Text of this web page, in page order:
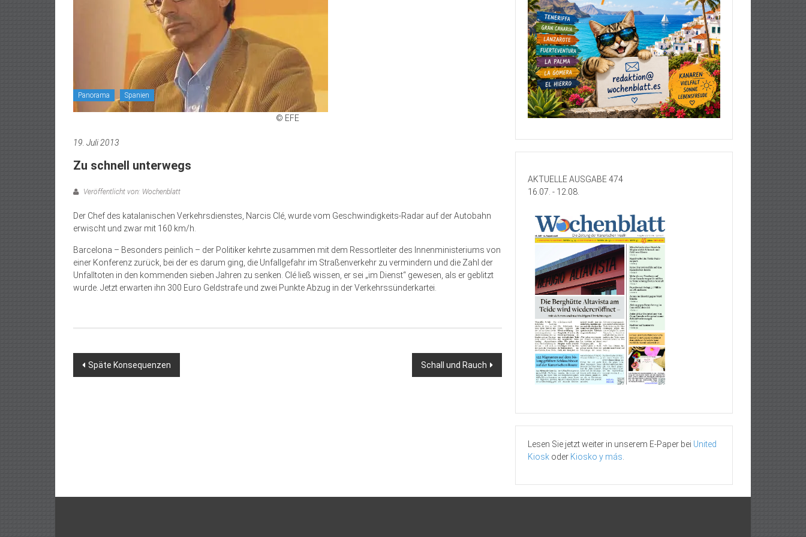
Panorama Spanien
© EFE
19. Juli 2013
Zu schnell unterwegs
Veröffentlicht von: Wochenblatt
Der Chef des katalanischen Verkehrsdienstes, Narcis Clé, wurde vom Geschwindigkeits-Radar auf der Autobahn
erwischt und zwar mit 160 km/h.
Barcelona – Besonders peinlich – der Politiker kehrte zusammen mit dem Ressortleiter des Innenministeriums von
einer Konferenz zurück, bei der es darum ging, die Unfallgefahr im Straßenverkehr zu vermindern und die Zahl der
Unfalltoten in den kommenden sieben Jahren zu senken. Clé ließ wissen, er sei „im Dienst“ gewesen, als er geblitzt
wurde. Jetzt erwarten ihn 300 Euro Geldstrafe und zwei Punkte Abzug in der Verkehrssünderkartei.
Beitragsnavigation
Späte Konsequenzen Schall und Rauch
AKTUELLE AUSGABE 474
16.07. - 12.08.
Lesen Sie jetzt weiter in unserem E-Paper bei United
Kiosk oder Kiosko y más